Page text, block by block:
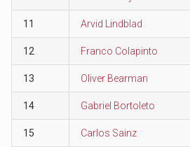
11 Arvid Lindblad
12 Franco Colapinto
13 Oliver Bearman
14 Gabriel Bortoleto
15 Carlos Sainz